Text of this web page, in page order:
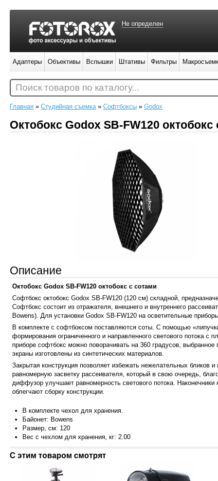
Главная » Студийная съемка» Софтбоксы » Godox
Октобокс Godox SB-FW120 октобокс
Описание
Октобокс Godox SB-FW120 октобокс с сотами
Софтбокс октобокс Godox SB-FW120 (120 см) складной,
Софтбокс состоит из отражателя, внешнего и внутреннего
Bowens). Для установки Godox SB-FW120 на осветительные
В комплекте с софтбоксом поставляются соты. С помощью
формирования ограниченного и направленного светового потока
приборе софтбокс можно поворачивать на 360 градусов,
экраны изготовлены из синтетических материалов.
Закрытая конструкция позволяет избежать нежелательных бликов
равномерную засветку рассеивателя, который в свою очередь,
диффузор улучшает равномерность светового потока.
облегчают сборку конструкции.
В комплекте чехол для хранения.
Байонет: Bowens
Размер, см: 120
Вес с чехлом для хранения, кг: 2.00
С этим товаром смотрят
Не определен
Адаптеры Объективы Вспышки Штативы Фильтры
Поиск товаров по каталогу...